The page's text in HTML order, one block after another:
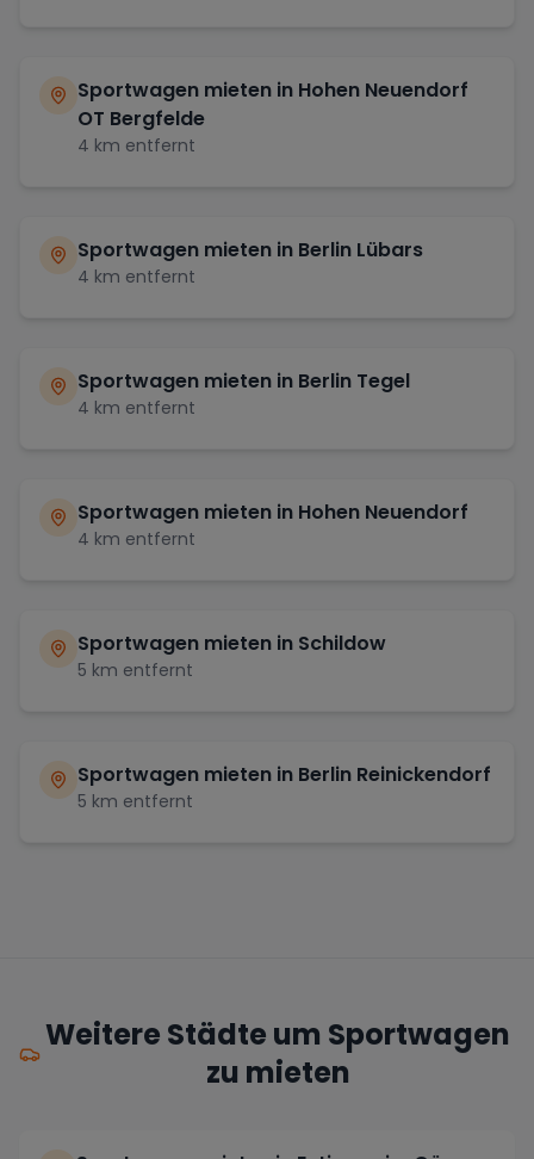
Sportwagen mieten in Hohen Neuendorf
OT Bergfelde
4 km entfernt
Sportwagen mieten in Berlin Lübars
4 km entfernt
Sportwagen mieten in Berlin Tegel
4 km entfernt
Sportwagen mieten in Hohen Neuendorf
4 km entfernt
Sportwagen mieten in Schildow
5 km entfernt
Sportwagen mieten in Berlin Reinickendorf
5 km entfernt
Weitere Städte um Sportwagen
zu mieten